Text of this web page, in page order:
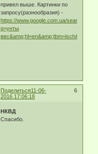
привел выше. Картинки по
запросу(разнообразия) -
https://www.google.com.ua/search?
q=унты
Поделиться 6
11-06-
2016 17:06:18
НКВД
Спасибо.